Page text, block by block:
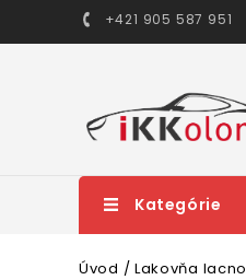
+421 905 587 951
Kategórie
Úvod Lakovňa lacno